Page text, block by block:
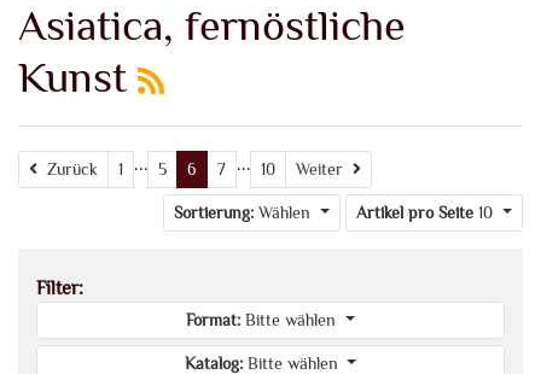
Asiatica, fernöstliche
Kunst
Zurück Zurück
1 ... 5 6 7 ... 10 Weiter Weiter
Sortierung: Wählen Artikel pro Seite 10
Filter:
Format: Bitte wählen
Katalog: Bitte wählen